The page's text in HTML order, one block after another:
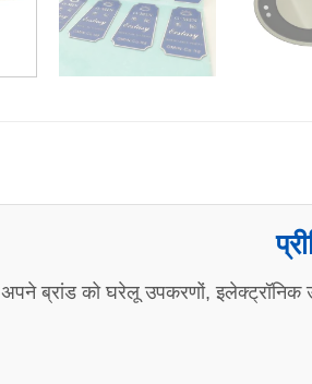
अपने ब्रांड को घरेलू उपकरणों, इलेक्ट्रॉनिक